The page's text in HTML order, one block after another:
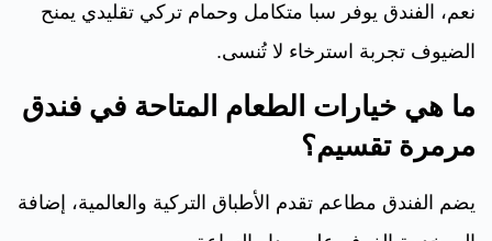
نعم، الفندق يوفر سبا متكامل وحمام تركي تقليدي يمنح
الضيوف تجربة استرخاء لا تُنسى.
ما هي خيارات الطعام المتاحة في فندق
مرمرة تقسيم؟
يضم الفندق مطاعم تقدم الأطباق التركية والعالمية، إضافة